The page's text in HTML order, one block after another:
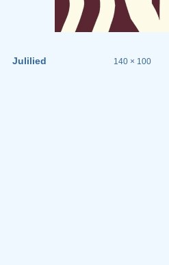
Julilied 140 × 100